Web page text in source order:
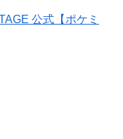
公式【ポケミ